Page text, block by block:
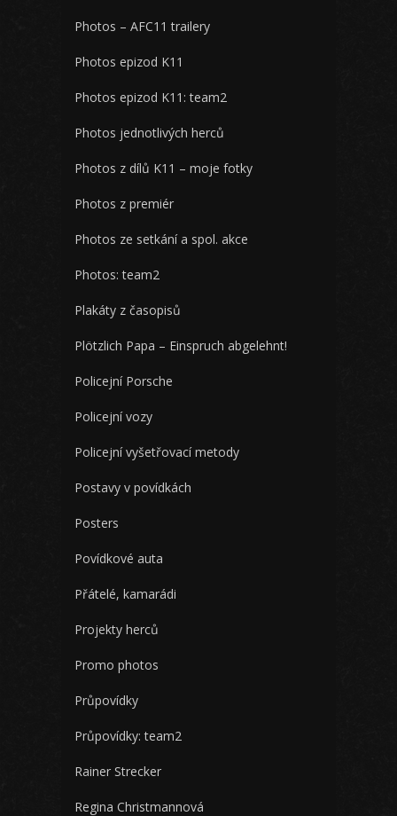
Photos – AFC11 trailery
Photos epizod K11
Photos epizod K11: team2
Photos jednotlivých herců
Photos z dílů K11 – moje fotky
Photos z premiér
Photos ze setkání a spol. akce
Photos: team2
Plakáty z časopisů
Plötzlich Papa – Einspruch abgelehnt!
Policejní Porsche
Policejní vozy
Policejní vyšetřovací metody
Postavy v povídkách
Posters
Povídkové auta
Přátelé, kamarádi
Projekty herců
Promo photos
Průpovídky
Průpovídky: team2
Rainer Strecker
Regina Christmannová